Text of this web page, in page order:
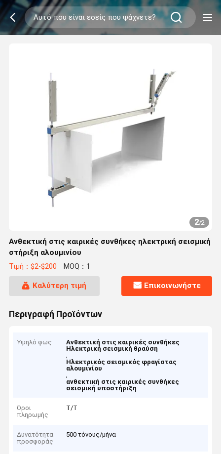
2/2
Ανθεκτική στις καιρικές συνθήκες ηλεκτρική σεισμική
στήριξη αλουμινίου
Τιμή：$2-$200 MOQ：1
Καλύτερη τιμή Επικοινωνήστε
Περιγραφή Προϊόντων
Υψηλό φως
Ανθεκτική στις καιρικές συνθήκες
Ηλεκτρική σεισμική θραύση
,
Ηλεκτρικός σεισμικός φραγίστας
αλουμινίου
,
ανθεκτική στις καιρικές συνθήκες
σεισμική υποστήριξη
Όροι
πληρωμής
Τ/Τ
Δυνατότητα
προσφοράς
500 τόνους/μήνα